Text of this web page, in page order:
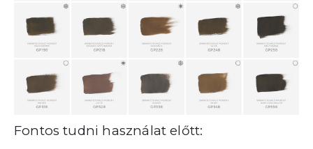
Fontos tudni használat előtt: